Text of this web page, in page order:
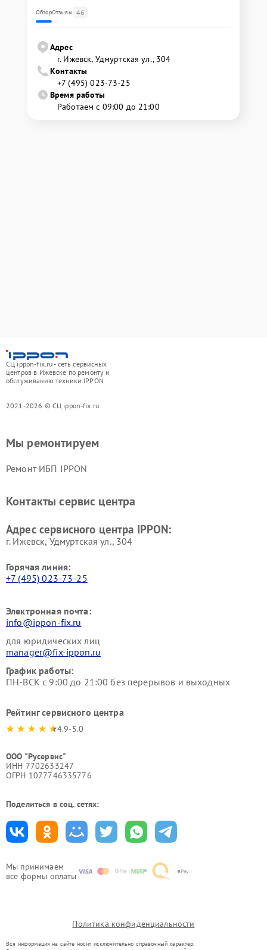
ОбзорОтзывы 46
Адрес
г. Ижевск, Удмуртская ул., 304
Контакты
+7 (495) 023-73-25
Время работы
Работаем с 09:00 до 21:00
СЦ ippon-fix.ru - сеть сервисных
центров в Ижевске по ремонту и
обслуживанию техники IPPON
2021-2026 © СЦ ippon-fix.ru
Мы принимаем
все формы оплаты
Мы ремонтируем
Ремонт ИБП IPPON
Контакты сервис центра
Адрес сервисного центра IPPON:
г. Ижевск, Удмуртская ул., 304
Горячая линия:
+7 (495) 023-73-25
Электронная почта:
info@ippon-fix.ru
для юридических лиц
manager@fix-ippon.ru
График работы:
ПН-ВСК с 9:00 до 21:00 без перерывов и выходных
Рейтинг сервисного центра
4.9-5.0
ООО "Русервис"
ИНН 7702633247
ОГРН 1077746335776
Поделиться в соц. сетях:
Политика конфиденциальности
Вся информация на сайте носит исключительно справочный характер.